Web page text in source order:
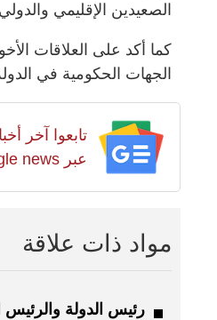
الصعيدين الإقليمي
كما أكد على العلاقات
الجهات الحكومية في
تابعوا آخر
عبر Google news
مواد ذات علاقة
رئيس الدولة والرئيس